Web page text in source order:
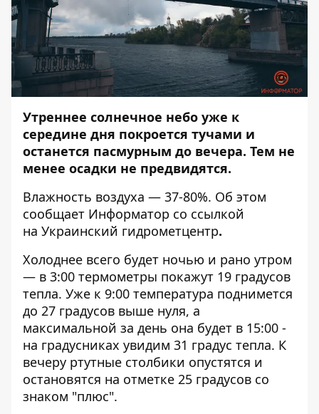
Утреннее солнечное небо уже к
середине дня покроется тучами и
останется пасмурным до вечера. Тем не
менее осадки не предвидятся.
Влажность воздуха — 37-80%. Об этом
сообщает Информатор со ссылкой
на Украинский гидрометцентр.
Холоднее всего будет ночью и рано утром
— в 3:00 термометры покажут 19 градусов
тепла. Уже к 9:00 температура поднимется
до 27 градусов выше нуля, а
максимальной за день она будет в 15:00 -
на градусниках увидим 31 градус тепла. К
вечеру ртутные столбики опустятся и
остановятся на отметке 25 градусов со
знаком "плюс".